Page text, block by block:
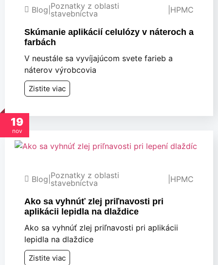
Blog Poznatky z oblasti
stavebníctva
HPMC
Skúmanie aplikácií celulózy v náteroch a
farbách
V neustále sa vyvíjajúcom svete farieb a
náterov výrobcovia
Zistite viac
19
nov
Blog Poznatky z oblasti
stavebníctva
HPMC
Ako sa vyhnúť zlej priľnavosti pri
aplikácii lepidla na dlaždice
Ako sa vyhnúť zlej priľnavosti pri aplikácii
lepidla na dlaždice
Zistite viac